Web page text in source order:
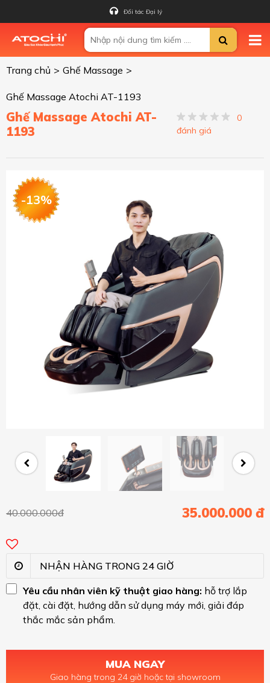
Đối tác Đại lý
Trang chủ > Ghế Massage >
Ghế Massage Atochi AT-1193
Ghế Massage Atochi AT-
1193
0
đánh giá
-13%
40.000.000đ 35.000.000 đ
NHẬN HÀNG TRONG 24 GIỜ
Yêu cầu nhân viên kỹ thuật giao hàng: hỗ trợ lắp
đặt, cài đặt, hướng dẫn sử dụng máy mới, giải đáp
thắc mắc sản phẩm.
MUA NGAY
Giao hàng trong 24 giờ hoặc tại showroom